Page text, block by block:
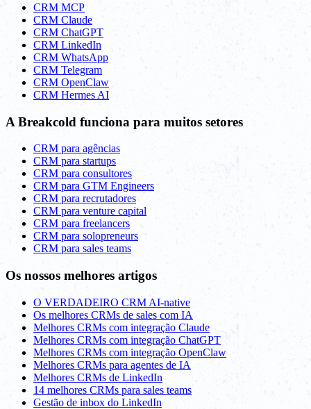
CRM MCP
CRM Claude
CRM ChatGPT
CRM LinkedIn
CRM WhatsApp
CRM Telegram
CRM OpenClaw
CRM Hermes AI
A Breakcold funciona para muitos setores
CRM para agências
CRM para startups
CRM para consultores
CRM para GTM Engineers
CRM para recrutadores
CRM para venture capital
CRM para freelancers
CRM para solopreneurs
CRM para sales teams
Os nossos melhores artigos
O VERDADEIRO CRM AI-native
Os melhores CRMs de sales com IA
Melhores CRMs com integração Claude
Melhores CRMs com integração ChatGPT
Melhores CRMs com integração OpenClaw
Melhores CRMs para agentes de IA
Melhores CRMs de LinkedIn
14 melhores CRMs para sales teams
Gestão de inbox do LinkedIn